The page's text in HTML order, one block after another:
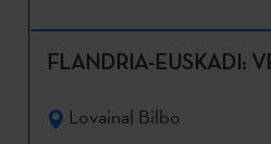
FLANDRIA-EUSKADI:
Lovaina| Bilbo